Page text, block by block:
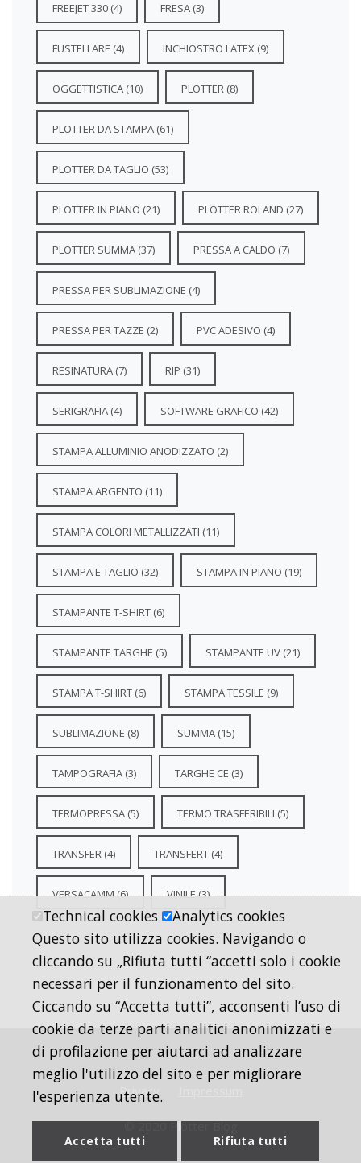
Technical cookies
Analytics cookies
Questo sito utilizza cookies. Navigando o
cliccando su „Rifiuta tutti “accetti solo i cookie
necessari per il funzionamento del sito.
Ciccando su “Accetta tutti”, acconsenti l’uso di
cookie da terze parti analitici anonimizzati e
di profilazione per aiutarci ad analizzare
meglio l'utilizzo del sito e per migliorare
l'esperienza utente.
FREEJET 330 (4) FRESA (3)
FUSTELLARE (4) INCHIOSTRO LATEX (9)
OGGETTISTICA (10) PLOTTER (8)
PLOTTER DA STAMPA (61)
PLOTTER DA TAGLIO (53)
PLOTTER IN PIANO (21) PLOTTER ROLAND (27)
PLOTTER SUMMA (37) PRESSA A CALDO (7)
PRESSA PER SUBLIMAZIONE (4)
PRESSA PER TAZZE (2) PVC ADESIVO (4)
RESINATURA (7) RIP (31)
SERIGRAFIA (4) SOFTWARE GRAFICO (42)
STAMPA ALLUMINIO ANODIZZATO (2)
STAMPA ARGENTO (11)
STAMPA COLORI METALLIZZATI (11)
STAMPA E TAGLIO (32) STAMPA IN PIANO (19)
STAMPANTE T-SHIRT (6)
STAMPANTE TARGHE (5) STAMPANTE UV (21)
STAMPA T-SHIRT (6) STAMPA TESSILE (9)
SUBLIMAZIONE (8) SUMMA (15)
TAMPOGRAFIA (3) TARGHE CE (3)
TERMOPRESSA (5) TERMO TRASFERIBILI (5)
TRANSFER (4) TRANSFERT (4)
VERSACAMM(6) VINILE(3)
Privacy
© 2020 Plotter Blog